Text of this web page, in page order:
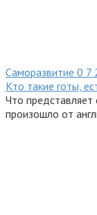
Саморазвитие 0 7
Кто такие готы,
Что представляет
произошло от